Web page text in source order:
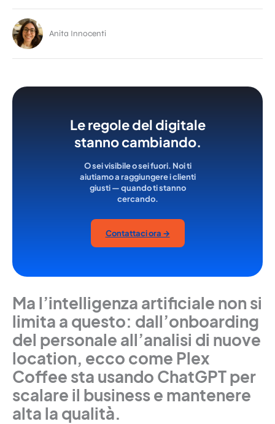
Anita Innocenti
Le regole del digitale
stanno cambiando.
O sei visibile o sei fuori. Noi ti
aiutiamo a raggiungere i clienti
giusti — quando ti stanno
cercando.
Contattaci ora →
Ma l’intelligenza artificiale non si
limita a questo: dall’onboarding
del personale all’analisi di nuove
location, ecco come Plex
Coffee sta usando ChatGPT per
scalare il business e mantenere
alta la qualità.